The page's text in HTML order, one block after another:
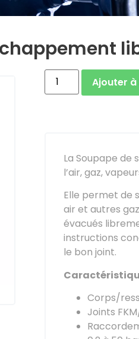
Ajouter
La Soupape
l’air, gaz,
Elle permet de
air et autres
évacués
instructions
le bon joint.
Corps/
Joints